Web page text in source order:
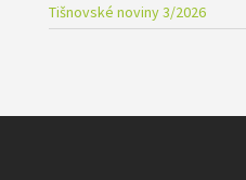
Tišnovské noviny 3/2026